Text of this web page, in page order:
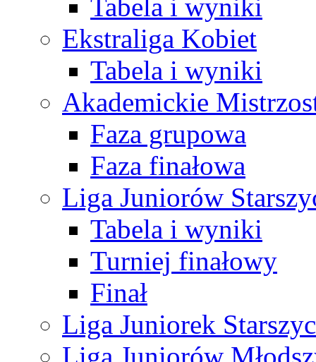
Tabela i wyniki
Ekstraliga Kobiet
Tabela i wyniki
Akademickie
Faza grupowa
Faza finałowa
Liga Juniorów
Tabela i wyniki
Turniej finałowy
Finał
Liga Juniorek
Liga Juniorów